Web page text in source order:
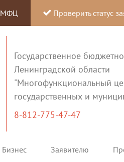
МФЦ Проверить статус
Государственное
Ленинградской области
"Многофункциональный
государственных и
8-812-775-47-47
Заявителю